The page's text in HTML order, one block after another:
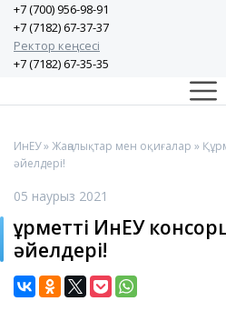
+7 (700) 956-98-91
+7 (7182) 67-37-37
Ректор кеңсесі
+7 (7182) 67-35-35
ИнЕУ»Жаңалықтар мен оқиғалар »
әйелдері!
05 наурыз 2021
Құрметті ИнЕУ
әйелдері!